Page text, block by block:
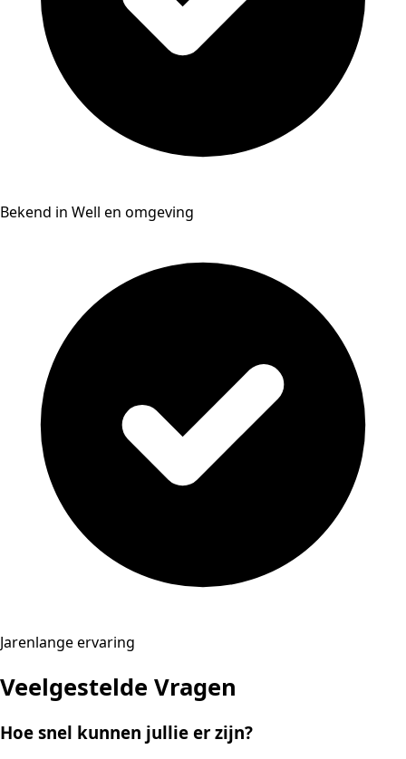
Bekend in Well en omgeving
Jarenlange ervaring
Veelgestelde Vragen
Hoe snel kunnen jullie er zijn?